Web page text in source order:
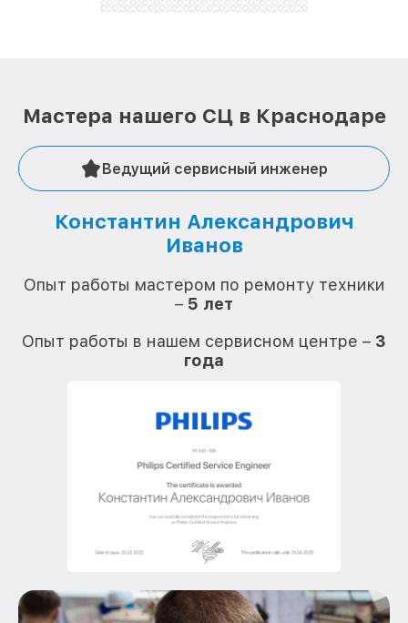
Мастера нашего СЦ в Краснодаре
Ведущий сервисный инженер
Константин Александрович
Иванов
Опыт работы мастером по ремонту техники
– 5 лет
Опыт работы в нашем сервисном центре – 3
года